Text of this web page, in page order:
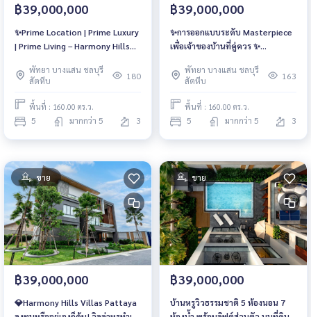
฿39,000,000
✨Prime Location | Prime Luxury
| Prime Living – Harmony Hills
พัทยา บางแสน ชลบุรี
สัตหีบ
180
พื้นที่ : 160.00 ตร.ว.
5 มากกว่า 5 3
฿39,000,000
✨การออกแบบระดับ Masterpiece
เพื่อเจ้าของบ้านที่คู่ควร ✨
พัทยา บางแสน ชลบุรี
สัตหีบ
163
พื้นที่ : 160.00 ตร.ว.
5 มากกว่า 5 3
ขาย
฿39,000,000
💎Harmony Hills Villas Pattaya
ขาย
฿39,000,000
บ้านหรูวิวธรรมชาติ 5 ห้องนอน 7